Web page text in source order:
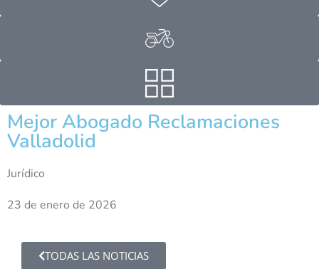
Mejor Abogado Reclamaciones
Valladolid
Jurídico
23 de enero de 2026
TODAS LAS NOTICIAS